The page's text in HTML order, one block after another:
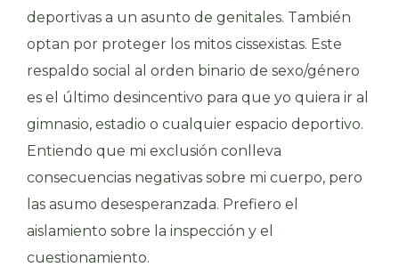
deportivas a un asunto de genitales. También
optan por proteger los mitos cissexistas. Este
respaldo social al orden binario de sexo/género
es el último desincentivo para que yo quiera ir al
gimnasio, estadio o cualquier espacio deportivo.
Entiendo que mi exclusión conlleva
consecuencias negativas sobre mi cuerpo, pero
las asumo desesperanzada. Prefiero el
aislamiento sobre la inspección y el
cuestionamiento.